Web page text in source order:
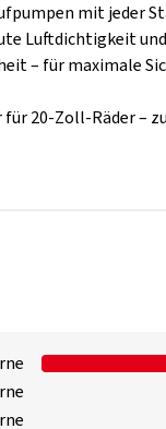
mit jeder
Luftdichtigkeit
– für maximale
20-Zoll-Räder